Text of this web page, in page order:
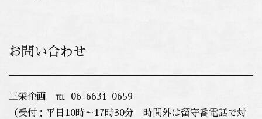
お問い合わせ
三栄企画 ℡ 06-6631-0659
（受付：平日10時～17時30分 時間外は留守番電話で対